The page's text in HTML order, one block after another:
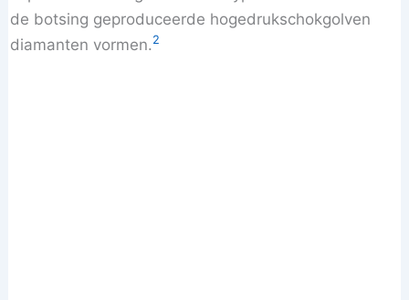
de botsing geproduceerde hogedrukschokgolven
diamanten vormen.2